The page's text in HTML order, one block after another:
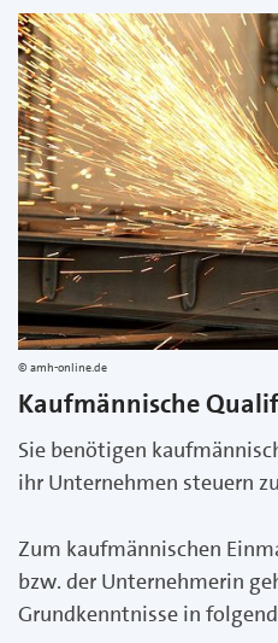
amh-online.de
Kaufmännische
Sie benötigen
ihr Unternehmen steuern
Zum kaufmännischen
bzw. der Unternehmerin
Grundkenntnisse in